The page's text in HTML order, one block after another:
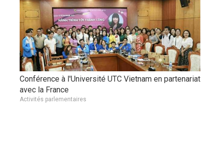
Conférence à l'Université UTC Vietnam en partenariat
avec la France
Activités parlementaires